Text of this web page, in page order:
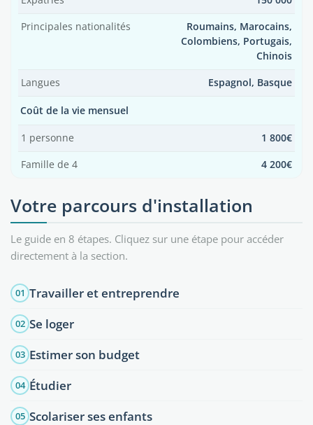
Principales nationalités
Roumains, Marocains,
Colombiens, Portugais,
Chinois
Langues Espagnol, Basque
Coût de la vie mensuel
1 personne 1 800€
Famille de 4 4 200€
Votre parcours d'installation
Le guide en 8 étapes. Cliquez sur une étape pour accéder
directement à la section.
01 Travailler et entreprendre
02 Se loger
03 Estimer son budget
04 Étudier
05 Scolariser ses enfants